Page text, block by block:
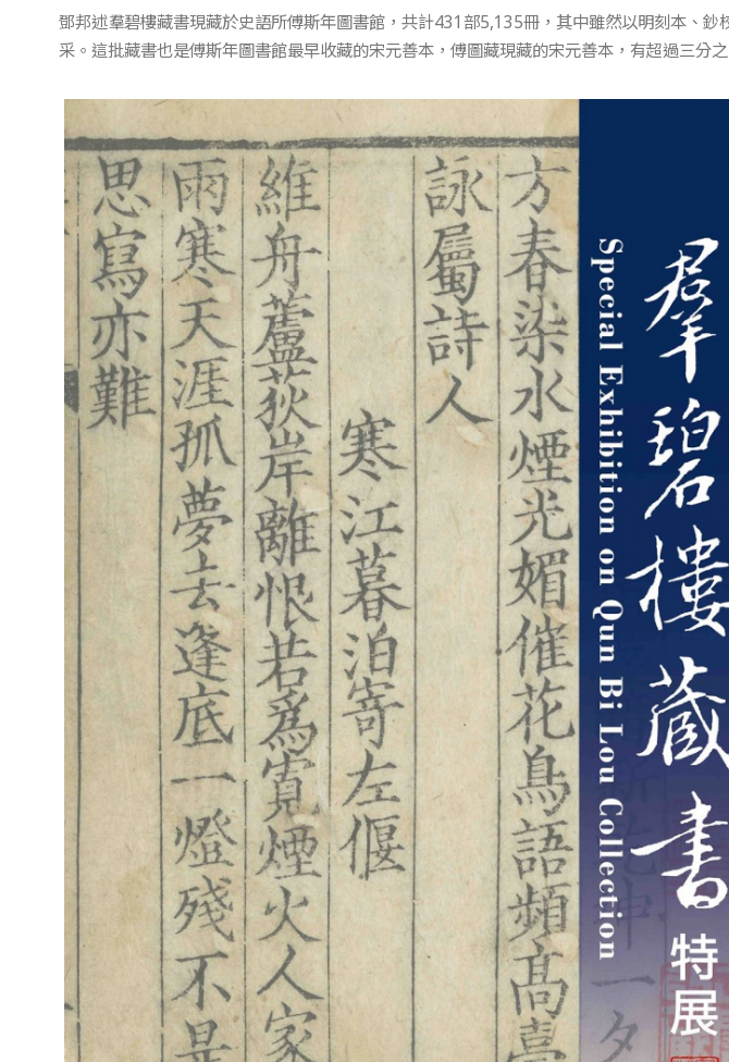
鄧邦述羣碧樓藏書現藏於史語所傅斯年圖書館，共計431部5,135冊，其中雖然以明刻本、鈔
采。這批藏書也是傅斯年圖書館最早收藏的宋元善本，傅圖藏現藏的宋元善本，有超過三分